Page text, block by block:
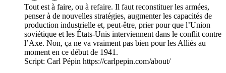
Tout est à faire, ou à refaire. Il faut reconstituer les armées,
penser à de nouvelles stratégies, augmenter les capacités de
production industrielle et, peut-être, prier pour que l’Union
soviétique et les États-Unis interviennent dans le conflit contre
l’Axe. Non, ça ne va vraiment pas bien pour les Alliés au
moment en ce début de 1941.
Script: Carl Pépin https://carlpepin.com/about/